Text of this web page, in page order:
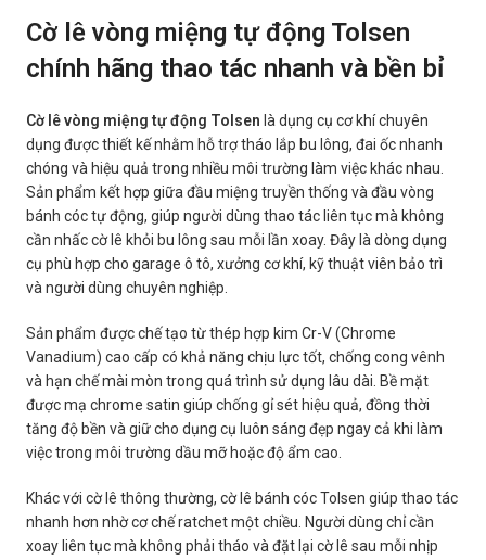
Cờ lê vòng miệng tự động Tolsen
chính hãng thao tác nhanh và bền bỉ
Cờ lê vòng miệng tự động Tolsen là dụng cụ cơ khí chuyên
dụng được thiết kế nhằm hỗ trợ tháo lắp bu lông, đai ốc nhanh
chóng và hiệu quả trong nhiều môi trường làm việc khác nhau.
Sản phẩm kết hợp giữa đầu miệng truyền thống và đầu vòng
bánh cóc tự động, giúp người dùng thao tác liên tục mà không
cần nhấc cờ lê khỏi bu lông sau mỗi lần xoay. Đây là dòng dụng
cụ phù hợp cho garage ô tô, xưởng cơ khí, kỹ thuật viên bảo trì
và người dùng chuyên nghiệp.
Sản phẩm được chế tạo từ thép hợp kim Cr-V (Chrome
Vanadium) cao cấp có khả năng chịu lực tốt, chống cong vênh
và hạn chế mài mòn trong quá trình sử dụng lâu dài. Bề mặt
được mạ chrome satin giúp chống gỉ sét hiệu quả, đồng thời
tăng độ bền và giữ cho dụng cụ luôn sáng đẹp ngay cả khi làm
việc trong môi trường dầu mỡ hoặc độ ẩm cao.
Khác với cờ lê thông thường, cờ lê bánh cóc Tolsen giúp thao tác
nhanh hơn nhờ cơ chế ratchet một chiều. Người dùng chỉ cần
xoay liên tục mà không phải tháo và đặt lại cờ lê sau mỗi nhịp